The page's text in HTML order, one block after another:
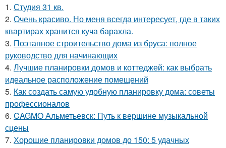
1. Студия 31 кв.
2. Очень красиво. Но меня всегда интересует, где в таких
квартирах хранится куча барахла.
3. Поэтапное строительство дома из бруса: полное
руководство для начинающих
4. Лучшие планировки домов и коттеджей: как выбрать
идеальное расположение помещений
5. Как создать самую удобную планировку дома: советы
профессионалов
6. CAGMO Альметьевск: Путь к вершине музыкальной
сцены
7. Хорошие планировки домов до 150: 5 удачных